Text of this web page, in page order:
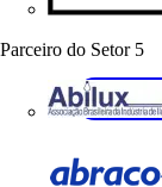
Parceiro do Setor 5